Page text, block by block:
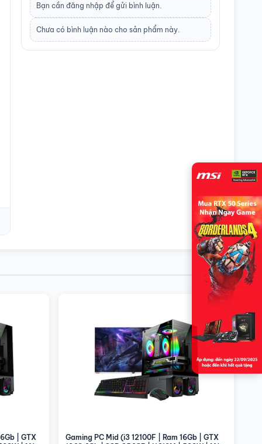
Bạn cần đăng nhập để gửi bình luận.
Chưa có bình luận nào cho sản phẩm này.
| GTX
Gaming PC Mid (i3 12100F | Ram 16Gb | GTX